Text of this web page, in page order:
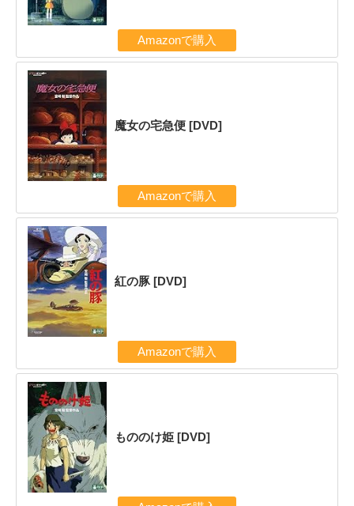
Amazonで購入
魔女の宅急便 [DVD]
Amazonで購入
紅の豚 [DVD]
Amazonで購入
もののけ姫 [DVD]